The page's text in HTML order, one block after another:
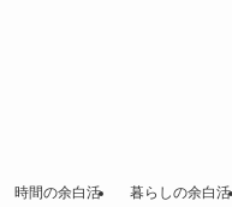
時間の余白活 暮らしの余白活